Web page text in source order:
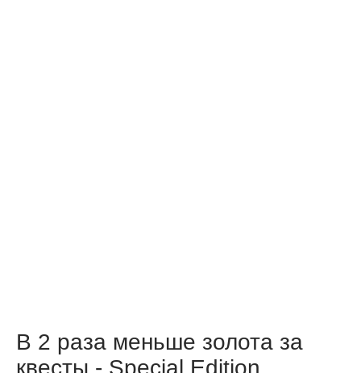
В 2 раза меньше золота за
квесты - Special Edition